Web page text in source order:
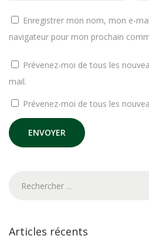
Enregistrer mon nom, mon e-
navigateur pour mon prochain
Prévenez-moi de tous les
mail.
Prévenez-moi de tous les
Articles récents